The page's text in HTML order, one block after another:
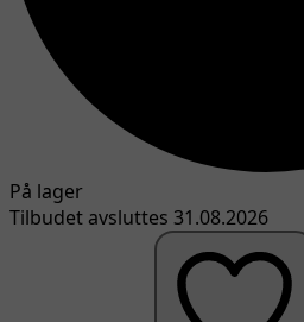
På lager
Tilbudet avsluttes 31.08.2026